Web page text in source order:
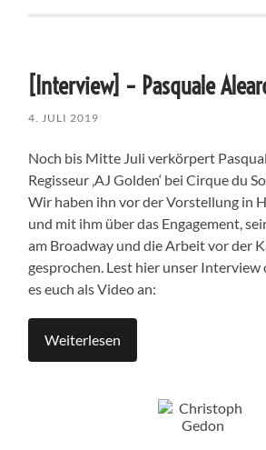
[Interview] – Pasquale
4. JULI 2019
Noch bis Mitte Juli verkörpert
Regisseur ‚AJ Golden‘ bei Cirque du
Wir haben ihn vor der Vorstellung in
und mit ihm über das Engagement,
am Broadway und die Arbeit vor der
gesprochen. Lest hier unser Interview
es euch als Video an:
Weiterlesen